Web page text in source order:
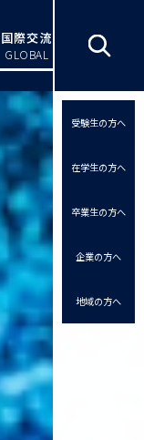
国際交流
GLOBAL
受験生の方へ
在学生の方へ
卒業生の方へ
企業の方へ
地域の方へ